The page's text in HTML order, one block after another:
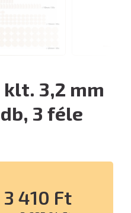
3,2 mm
3 féle
3 410 Ft